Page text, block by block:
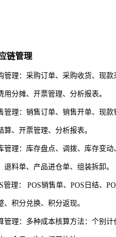
链管理
管理：采购订单、采购收货、现
用分摊、开票管理、分析报表。
管理：销售订单、销售开单、现
算、开票管理、分析报表。
管理：库存盘点、调拨、库存变
退料单、产品进仓单、组装拆卸。
管理： POS销售单、POS日结、
、积分兑换、积分返现。
管理：多种成本核算方法：个别